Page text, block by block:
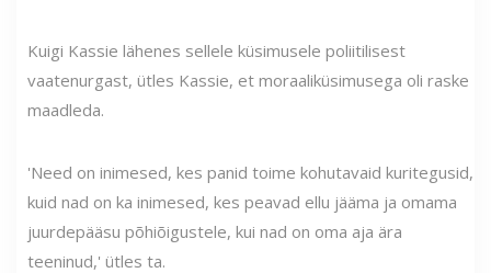
Kuigi Kassie lähenes sellele küsimusele poliitilisest
vaatenurgast, ütles Kassie, et moraaliküsimusega oli raske
maadleda.
'Need on inimesed, kes panid toime kohutavaid kuritegusid,
kuid nad on ka inimesed, kes peavad ellu jääma ja omama
juurdepääsu põhiõigustele, kui nad on oma aja ära
teeninud,' ütles ta.